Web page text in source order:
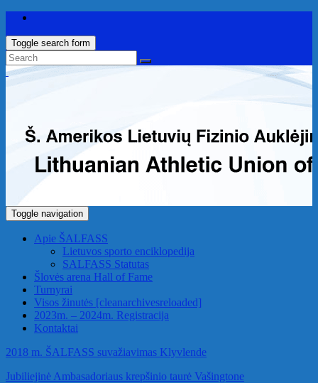
Toggle search form
Toggle navigation
Apie ŠALFASS
Lietuvos sporto enciklopedija
SALFASS Statutas
Šlovės arena Hall of Fame
Turnyrai
Visos žinutės [cleanarchivesreloaded]
2023m. – 2024m. Registracija
Kontaktai
2018 m. ŠALFASS suvažiavimas Klyvlende
Jubiliejinė Ambasadoriaus krepšinio taurė Vašingtone